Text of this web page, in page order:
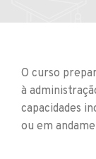
O curso
à
capacidades
ou em